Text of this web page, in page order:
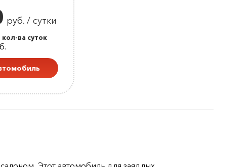
руб. / сутки
ва суток